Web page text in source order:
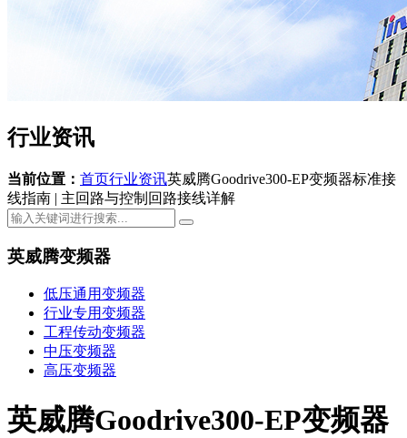
行业资讯
当前位置： 首页行业资讯英威腾Goodrive300-EP变频器标准接
线指南 | 主回路与控制回路接线详解
英威腾变频器
低压通用变频器
行业专用变频器
工程传动变频器
中压变频器
高压变频器
英威腾Goodrive300-EP变频器